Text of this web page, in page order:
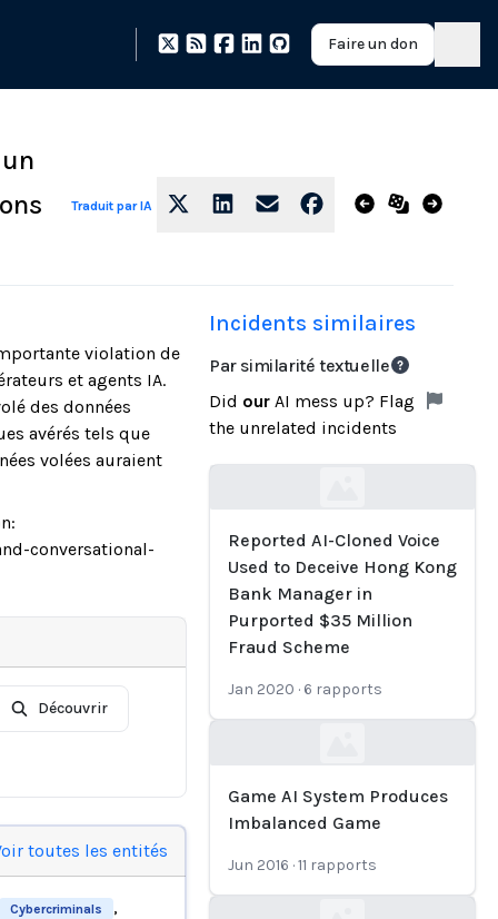
Faire un don
Traduit par IA
violation de
et agents IA.
des données
avérés tels que
volées auraient
conversational-
Découvrir
toutes les entités
Cybercriminals
,
Incidents similaires
Par similarité textuelle
Did our AI mess up? Flag
the unrelated incidents
Reported AI-Cloned Voice
Used to Deceive Hong Kong
Bank Manager in
Purported $35 Million
Fraud Scheme
Jan 2020 · 6 rapports
Game AI System Produces
Imbalanced Game
Jun 2016 ·11 rapports